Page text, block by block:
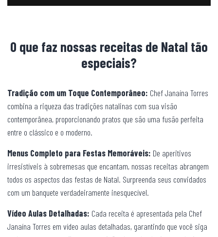
O que faz nossas receitas de Natal tão
especiais?
Tradição com um Toque Contemporâneo: Chef Janaína Torres
combina a riqueza das tradições natalinas com sua visão
contemporânea, proporcionando pratos que são uma fusão perfeita
entre o clássico e o moderno.
Menus Completo para Festas Memoráveis: De aperitivos
irresistíveis à sobremesas que encantam, nossas receitas abrangem
todos os aspectos das festas de Natal. Surpreenda seus convidados
com um banquete verdadeiramente inesquecível.
Vídeo Aulas Detalhadas: Cada receita é apresentada pela Chef
Janaína Torres em vídeo aulas detalhadas, garantindo que você siga